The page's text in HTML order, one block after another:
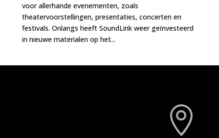
voor allerhande evenementen, zoals
theatervoorstellingen, presentaties, concerten en
festivals. Onlangs heeft SoundLink weer geïnvesteerd
in nieuwe materialen op het...
